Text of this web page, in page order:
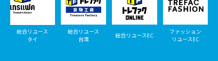
総合リユース
タイ
総合リユース
台湾
総合リユースEC
ファッション
リユースEC